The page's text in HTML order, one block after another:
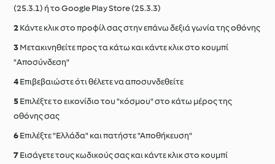
(25.3.1) ή το Google Play Store (25.3.3)
Κάντε κλικ στο προφίλ σας στην επάνω δεξιά γωνία της οθόνης
Μετακινηθείτε προς τα κάτω και κάντε κλικ στο κουμπί
"Aποσύνδεση"
Επιβεβαιώστε ότι θέλετε να αποσυνδεθείτε
Επιλέξτε το εικονίδιο του "κόσμου" στο κάτω μέρος της
οθόνης σας
Επιλέξτε "Ελλάδα" και πατήστε "Αποθήκευση"
Εισάγετε τους κωδικούς σας και κάντε κλικ στο κουμπί